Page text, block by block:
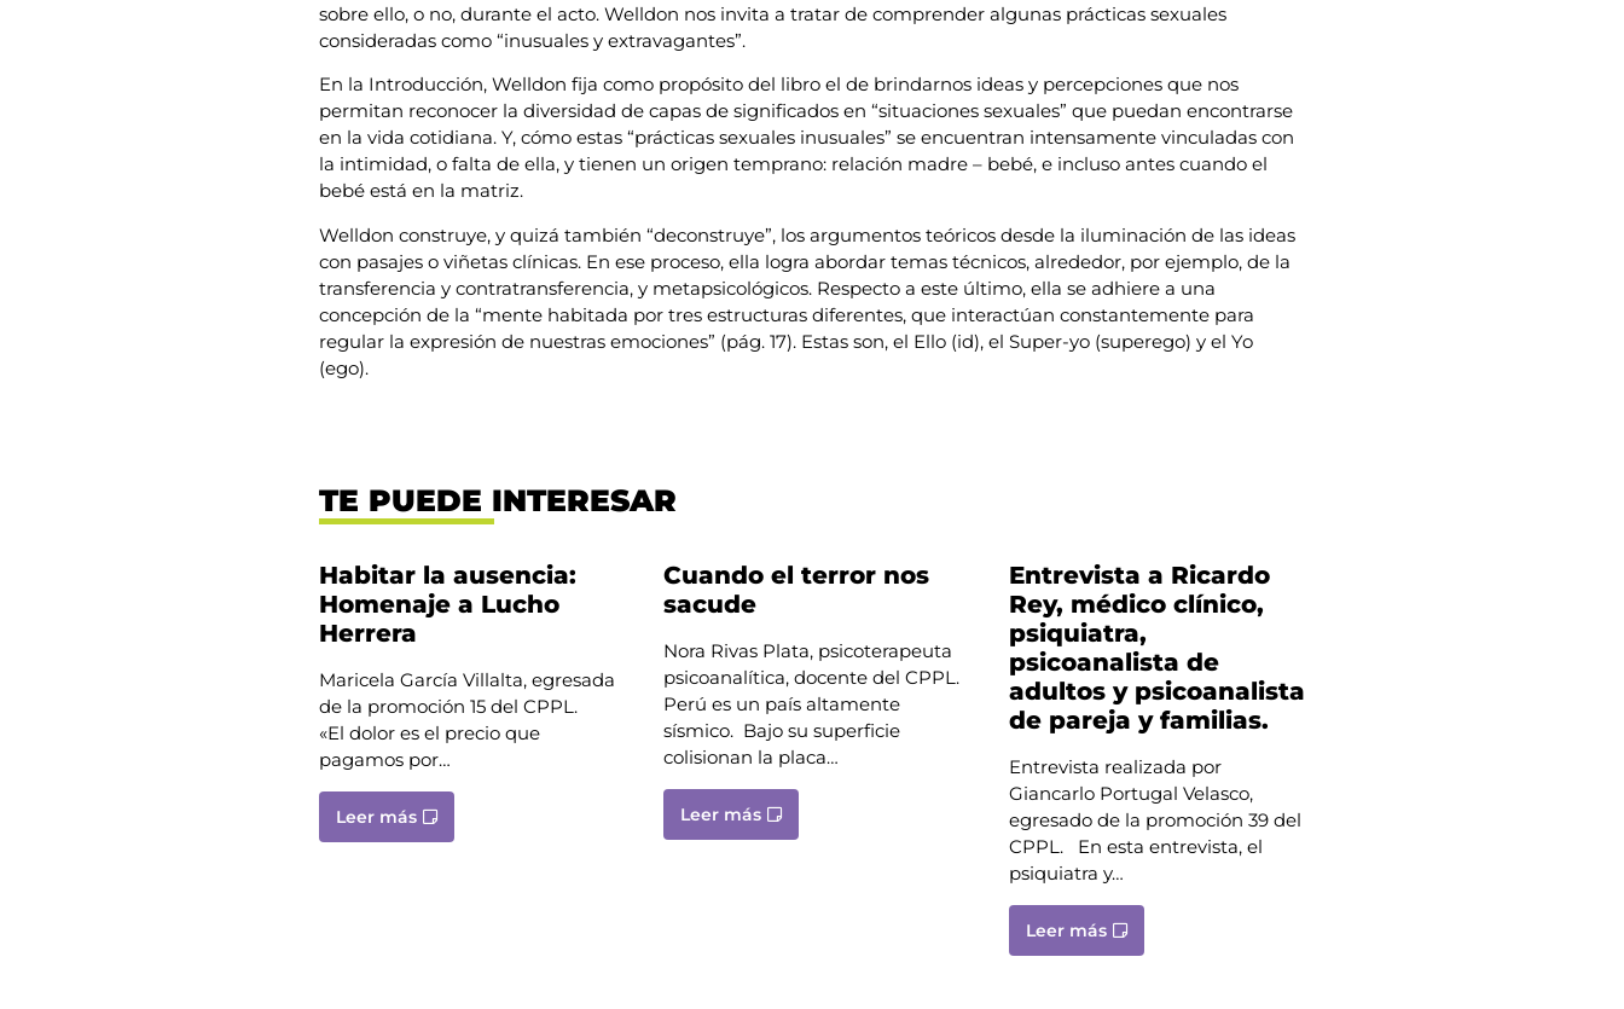
sobre ello, o no, durante el acto. Welldon nos invita a tratar de comprender algunas prácticas sexuales
consideradas como “inusuales y extravagantes”.
En la Introducción, Welldon fija como propósito del libro el de brindarnos ideas y percepciones que nos
permitan reconocer la diversidad de capas de significados en “situaciones sexuales” que puedan encontrarse
en la vida cotidiana. Y, cómo estas “prácticas sexuales inusuales” se encuentran intensamente vinculadas con
la intimidad, o falta de ella, y tienen un origen temprano: relación madre – bebé, e incluso antes cuando el
bebé está en la matriz.
Welldon construye, y quizá también “deconstruye”, los argumentos teóricos desde la iluminación de las ideas
con pasajes o viñetas clínicas. En ese proceso, ella logra abordar temas técnicos, alrededor, por ejemplo, de la
transferencia y contratransferencia, y metapsicológicos. Respecto a este último, ella se adhiere a una
concepción de la “mente habitada por tres estructuras diferentes, que interactúan constantemente para
regular la expresión de nuestras emociones” (pág. 17). Estas son, el Ello (id), el Super-yo (superego) y el Yo
(ego).
TE PUEDE INTERESAR
Habitar la ausencia:
Homenaje a Lucho
Herrera
Maricela García Villalta, egresada
de la promoción 15 del CPPL.
«El dolor es el precio que
pagamos por…
Leer más
Cuando el terror nos
sacude
Nora Rivas Plata, psicoterapeuta
psicoanalítica, docente del CPPL.
Perú es un país altamente
sísmico. Bajo su superficie
colisionan la placa…
Leer más
Entrevista a Ricardo
Rey, médico clínico,
psiquiatra,
psicoanalista de
adultos y psicoanalista
de pareja y familias.
Entrevista realizada por
Giancarlo Portugal Velasco,
egresado de la promoción 39 del
CPPL. En esta entrevista, el
psiquiatra y…
Leer más